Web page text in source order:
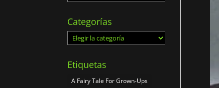
Categorías
Categorías
Etiquetas
A Fairy Tale For Grown-Ups